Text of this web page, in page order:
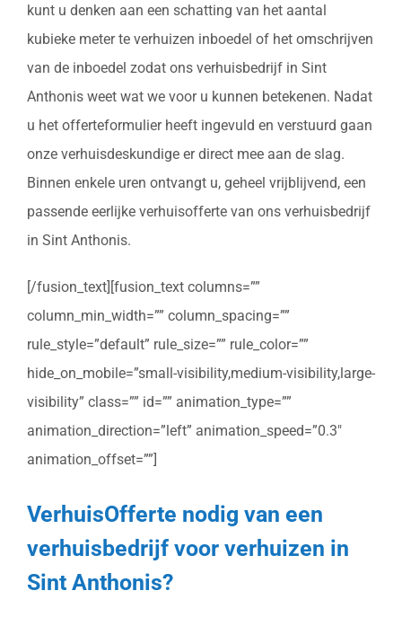
kunt u denken aan een schatting van het aantal
kubieke meter te verhuizen inboedel of het omschrijven
van de inboedel zodat ons verhuisbedrijf in Sint
Anthonis weet wat we voor u kunnen betekenen. Nadat
u het offerteformulier heeft ingevuld en verstuurd gaan
onze verhuisdeskundige er direct mee aan de slag.
Binnen enkele uren ontvangt u, geheel vrijblijvend, een
passende eerlijke verhuisofferte van ons verhuisbedrijf
in Sint Anthonis.
[/fusion_text][fusion_text columns=””
column_min_width=”” column_spacing=””
rule_style=”default” rule_size=”” rule_color=””
hide_on_mobile=”small-visibility,medium-visibility,large-
visibility” class=”” id=”” animation_type=””
animation_direction=”left” animation_speed=”0.3″
animation_offset=””]
VerhuisOfferte nodig van een
verhuisbedrijf voor verhuizen in
Sint Anthonis?